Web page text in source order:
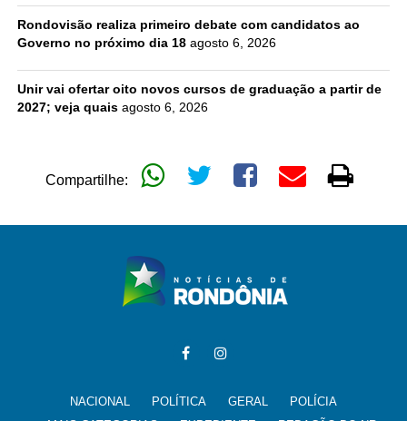
Rondovisão realiza primeiro debate com candidatos ao
Governo no próximo dia 18 agosto 6, 2026
Unir vai ofertar oito novos cursos de graduação a partir de
2027; veja quais agosto 6, 2026
Compartilhe:
NACIONAL POLÍTICA GERAL
POLÍCIA